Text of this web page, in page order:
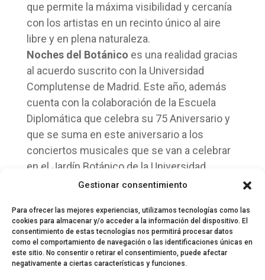
Gestionar consentimiento
Para ofrecer las mejores experiencias, utilizamos tecnologías como las
cookies para almacenar y/o acceder a la información del dispositivo. El
consentimiento de estas tecnologías nos permitirá procesar datos
como el comportamiento de navegación o las identificaciones únicas en
este sitio. No consentir o retirar el consentimiento, puede afectar
negativamente a ciertas características y funciones.
que permite la máxima visibilidad y cercanía
con los artistas en un recinto único al aire
libre y en plena naturaleza.
Noches del Botánico es una realidad gracias
al acuerdo suscrito con la Universidad
Complutense de Madrid. Este año, además
cuenta con la colaboración de la Escuela
Diplomática que celebra su 75 Aniversario y
que se suma en este aniversario a los
conciertos musicales que se van a celebrar
en el Jardín Botánico de la Universidad
Complutense.